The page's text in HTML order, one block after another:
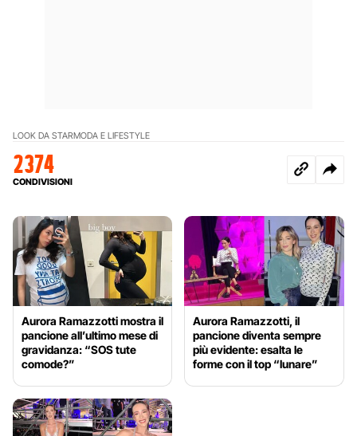
LOOK DA STARMODA E LIFESTYLE
2374
CONDIVISIONI
Aurora Ramazzotti mostra il
pancione all’ultimo mese di
gravidanza: “SOS tute
comode?”
Aurora Ramazzotti, il
pancione diventa sempre
più evidente: esalta le
forme con il top “lunare”